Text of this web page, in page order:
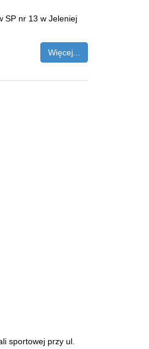
SP nr 13 w Jeleniej
Więcej...
sportowej przy ul.